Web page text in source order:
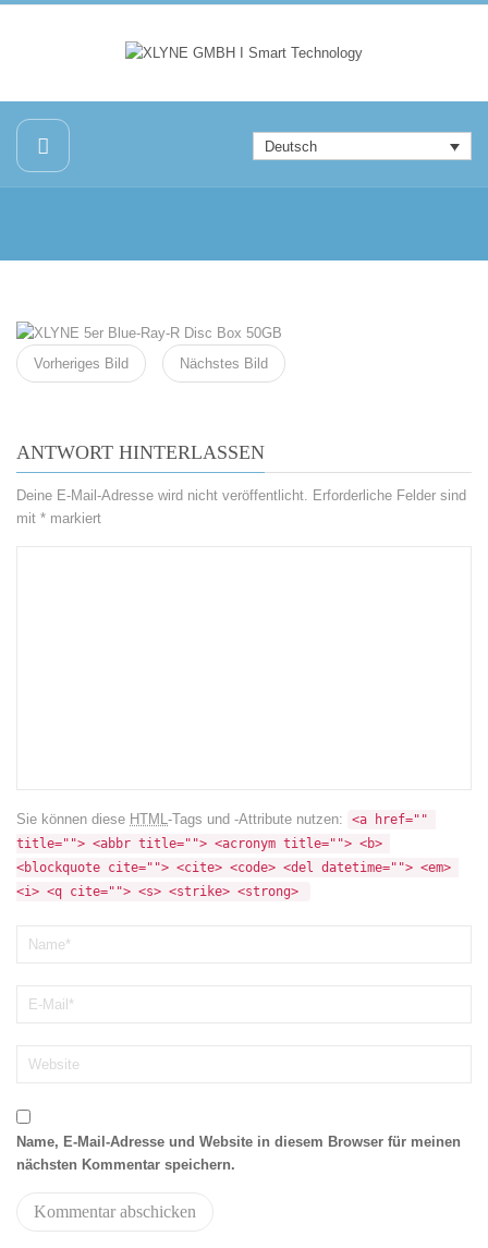
Deutsch
Vorheriges Bild Nächstes Bild
ANTWORT HINTERLASSEN
Deine E-Mail-Adresse wird nicht veröffentlicht. Erforderliche Felder sind
mit * markiert
Sie können diese HTML-Tags und -Attribute nutzen:
<a href=""
title=""> <abbr title=""> <acronym title=""> <b>
<blockquote cite=""> <cite> <code> <del datetime=""> <em>
<i> <q cite=""> <s> <strike> <strong>
Name, E-Mail-Adresse und Website in diesem Browser für meinen
nächsten Kommentar speichern.